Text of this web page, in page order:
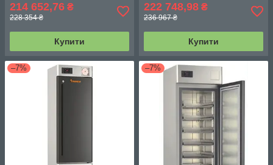
214 652,76 ₴
228 354 ₴
Купити
222 748,98 ₴
236 967 ₴
Купити
–7% –7%